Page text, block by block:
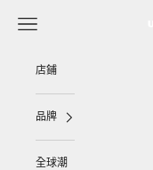
選單
店鋪
品牌
全球潮